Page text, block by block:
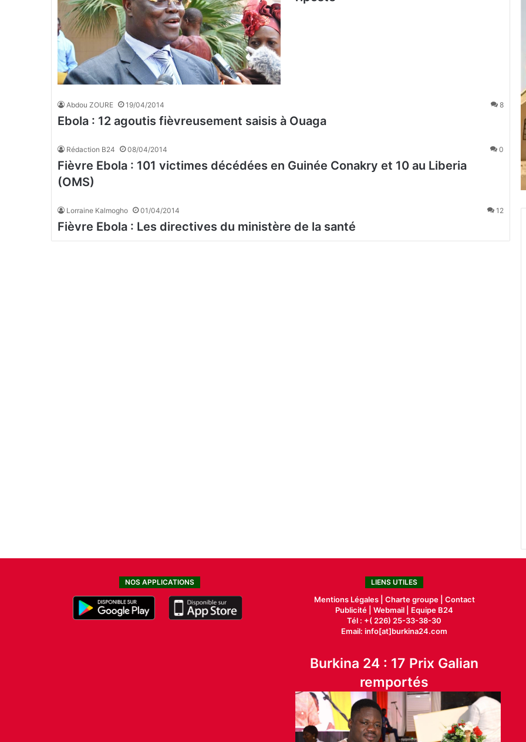
Abdou ZOURE 19/04/2014 8
Ebola : 12 agoutis fièvreusement saisis à Ouaga
Rédaction B24 08/04/2014 0
Fièvre Ebola : 101 victimes décédées en Guinée Conakry et 10 au Liberia
(OMS)
Lorraine Kalmogho 01/04/2014 12
Fièvre Ebola : Les directives du ministère de la santé
NOS APPLICATIONS LIENS UTILES
Mentions Légales | Charte groupe | Contact
Publicité |Webmail |
Equipe B24
Tél : +( 226) 25-33-38-30
Email: info[at]burkina24.com
Burkina 24 : 17 Prix Galian
remportés